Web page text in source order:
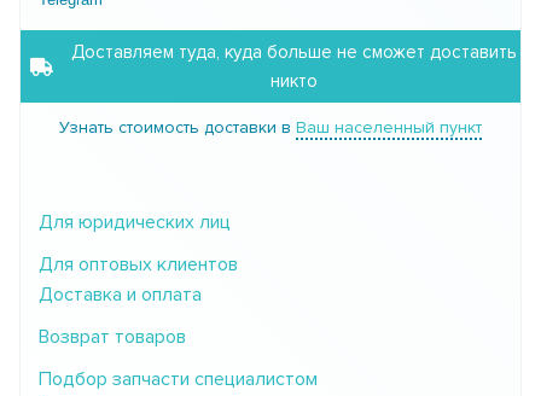
Доставляем туда, куда больше не сможет доставить
никто
Узнать стоимость доставки в Ваш населенный пункт
Для юридических лиц
Для оптовых клиентов
Доставка и оплата
Возврат товаров
Подбор запчасти специалистом